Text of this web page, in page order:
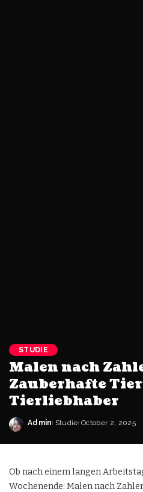
STUDIE
Malen nach
Zauberhafte
Tierliebhaber
Admin Studie October 2, 2025
Ob nach einem langen
Wochenende: Malen nach